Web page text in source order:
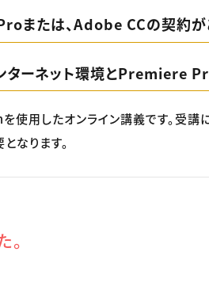
または、Adobe CCの契約が
ターネット環境とPremiere
使用したオンライン講義です。受
なります。
。